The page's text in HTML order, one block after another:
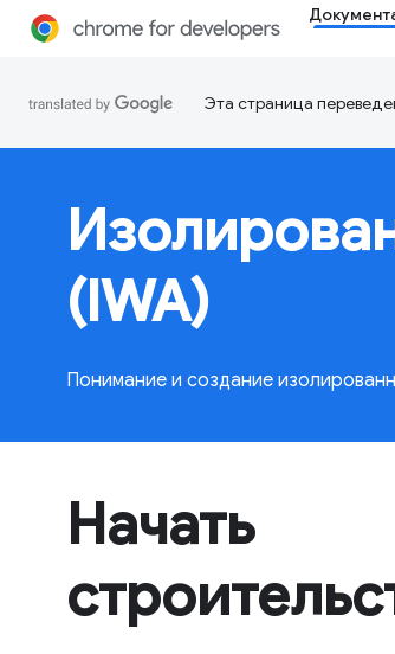
Эта страница
(IWA)
Понимание и создание
Начать